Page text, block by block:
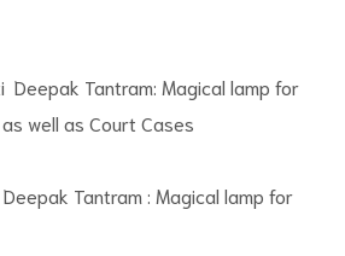
Deepak Tantram: Magical lamp for
well as Court Cases
Tantram : Magical lamp for